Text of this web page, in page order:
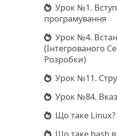
Урок №1.
програмування
Урок №4.
(Інтегрованого
Розробки)
Урок №11.
Урок №84.
Що таке Linux?